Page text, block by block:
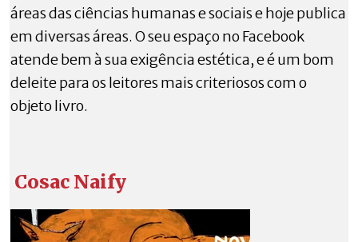
áreas das ciências humanas e sociais e hoje publica
em diversas áreas. O seu espaço no Facebook
atende bem à sua exigência estética, e é um bom
deleite para os leitores mais criteriosos com o
objeto livro.
Cosac Naify